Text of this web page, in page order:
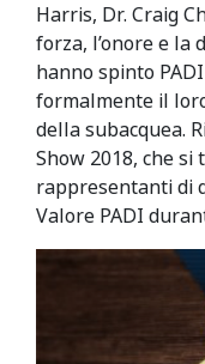
Harris, Dr. Craig
forza, l’onore e la
hanno spinto
formalmente il
della subacquea.
Show 2018, che si
rappresentanti di
Valore PADI